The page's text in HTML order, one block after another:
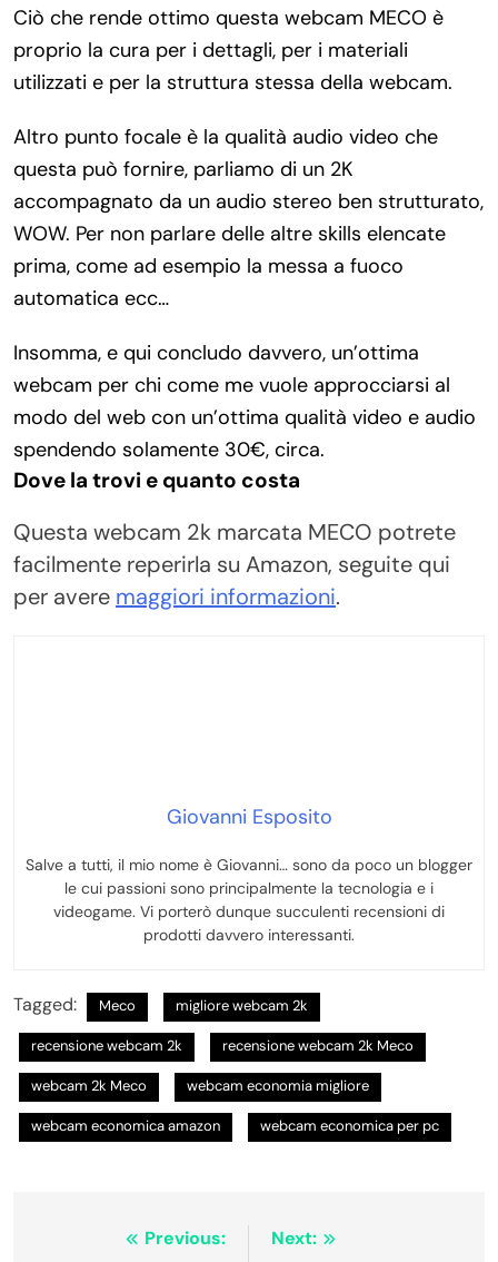
Ciò che rende ottimo questa webcam MECO è
proprio la cura per i dettagli, per i materiali
utilizzati e per la struttura stessa della webcam.
Altro punto focale è la qualità audio video che
questa può fornire, parliamo di un 2K
accompagnato da un audio stereo ben strutturato,
WOW. Per non parlare delle altre skills elencate
prima, come ad esempio la messa a fuoco
automatica ecc…
Insomma, e qui concludo davvero, un’ottima
webcam per chi come me vuole approcciarsi al
modo del web con un’ottima qualità video e audio
spendendo solamente 30€, circa.
Dove la trovi e quanto costa
Questa webcam 2k marcata MECO potrete
facilmente reperirla su Amazon, seguite qui
per avere maggiori informazioni.
Giovanni Esposito
Salve a tutti, il mio nome è Giovanni… sono da poco un blogger
le cui passioni sono principalmente la tecnologia e i
videogame. Vi porterò dunque succulenti recensioni di
prodotti davvero interessanti.
Tagged: Meco migliore webcam 2k
recensione webcam 2k recensione webcam 2k Meco
webcam 2k Meco webcam economia migliore
webcam economica amazon webcam economica per pc
Navigazione
Previous:
Next: